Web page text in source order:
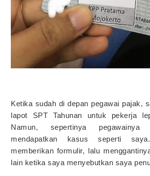
Ketika sudah di depan pegawai pajak,
lapot SPT Tahunan untuk pekerja
Namun, sepertinya pegawainya
mendapatkan kasus seperti
memberikan formulir, lalu
lain ketika saya menyebutkan saya